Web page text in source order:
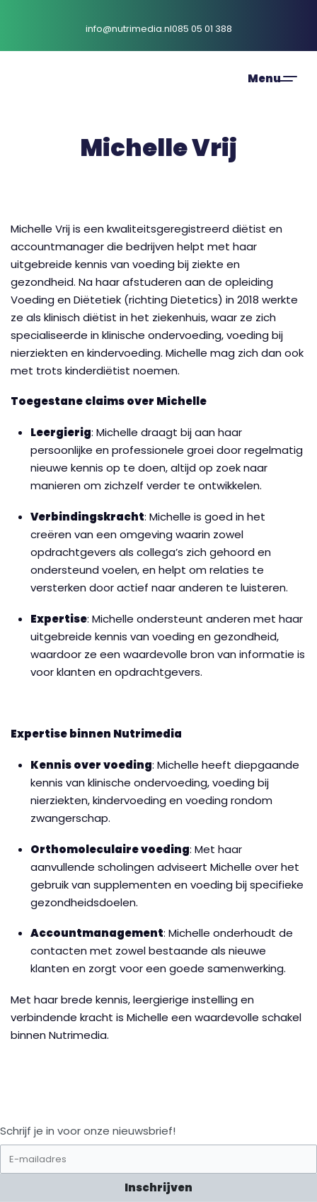
info@nutrimedia.nl085 05 01 388
Michelle Vrij
Michelle Vrij is een kwaliteitsgeregistreerd diëtist en
accountmanager die bedrijven helpt met haar
uitgebreide kennis van voeding bij ziekte en
gezondheid. Na haar afstuderen aan de opleiding
Voeding en Diëtetiek (richting Dietetics) in 2018 werkte
ze als klinisch diëtist in het ziekenhuis, waar ze zich
specialiseerde in klinische ondervoeding, voeding bij
nierziekten en kindervoeding. Michelle mag zich dan ook
met trots kinderdiëtist noemen.
Toegestane claims over Michelle
Leergierig: Michelle draagt bij aan haar
persoonlijke en professionele groei door regelmatig
nieuwe kennis op te doen, altijd op zoek naar
manieren om zichzelf verder te ontwikkelen.
Verbindingskracht: Michelle is goed in het
creëren van een omgeving waarin zowel
opdrachtgevers als collega’s zich gehoord en
ondersteund voelen, en helpt om relaties te
versterken door actief naar anderen te luisteren.
Expertise: Michelle ondersteunt anderen met haar
uitgebreide kennis van voeding en gezondheid,
waardoor ze een waardevolle bron van informatie is
voor klanten en opdrachtgevers.
Expertise binnen Nutrimedia
Kennis over voeding: Michelle heeft diepgaande
kennis van klinische ondervoeding, voeding bij
nierziekten, kindervoeding en voeding rondom
zwangerschap.
Orthomoleculaire voeding: Met haar
aanvullende scholingen adviseert Michelle over het
gebruik van supplementen en voeding bij specifieke
gezondheidsdoelen.
Accountmanagement: Michelle onderhoudt de
contacten met zowel bestaande als nieuwe
klanten en zorgt voor een goede samenwerking.
Met haar brede kennis, leergierige instelling en
verbindende kracht is Michelle een waardevolle schakel
binnen Nutrimedia.
Schrijf je in voor onze nieuwsbrief!
Inschrijven